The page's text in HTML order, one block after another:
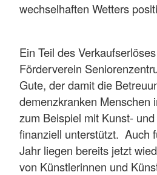
wechselhaften Wetters
Ein Teil des
Förderverein
Gute, der damit die
demenzkranken Menschen
zum Beispiel mit Kunst-
finanziell unterstützt. Auch
Jahr liegen bereits jetzt
von Künstlerinnen und